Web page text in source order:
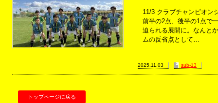
11/3 クラブチャンピオ
前半の2点、後半の1点で
迫られる展開に。なんと
ムの反省点として…
2025.11.03 sub-13
トップページに戻る